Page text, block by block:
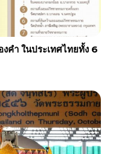
คำ ในประเทศไทยทั้ง 6